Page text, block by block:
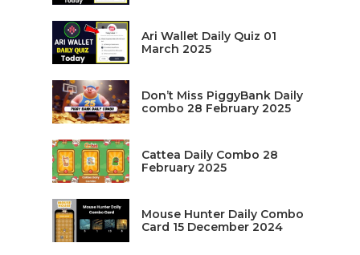
Ari Wallet Daily Quiz 01
March 2025
Don’t Miss PiggyBank Daily
combo 28 February 2025
Cattea Daily Combo 28
February 2025
Mouse Hunter Daily Combo
Card 15 December 2024